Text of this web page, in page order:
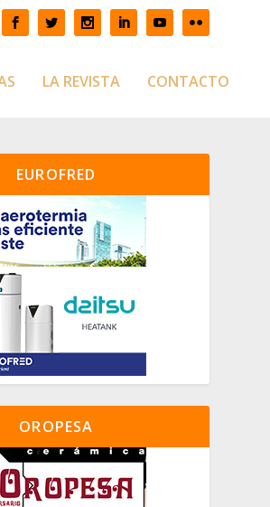
LA REVISTA CONTACTO
EUROFRED
OROPESA